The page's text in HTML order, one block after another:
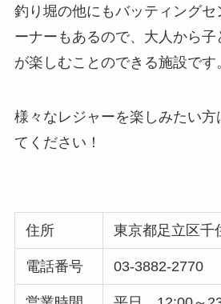
釣り堀の他にもバッティングセ
ーナーもあるので、大人から
が楽しむことのできる施設です
様々なレジャーを楽しみたい方
てください！
住所 東京都足立区千
電話番号 03-3882-2770